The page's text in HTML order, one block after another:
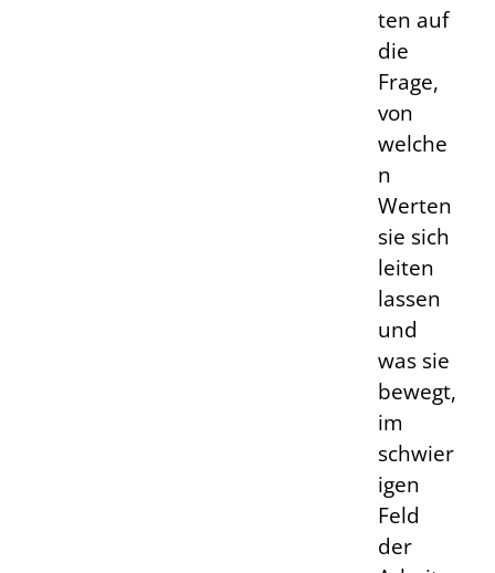
ten auf
die
Frage,
von
welche
n
Werten
sie sich
leiten
lassen
und
was sie
bewegt,
im
schwier
igen
Feld
der